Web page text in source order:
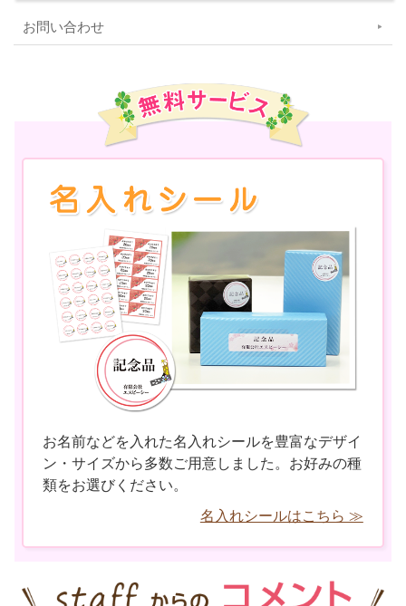
お問い合わせ
お名前などを入れた名入れシールを豊富なデザイ
ン・サイズから多数ご用意しました。お好みの種
類をお選びください。
名入れシールはこちら ≫